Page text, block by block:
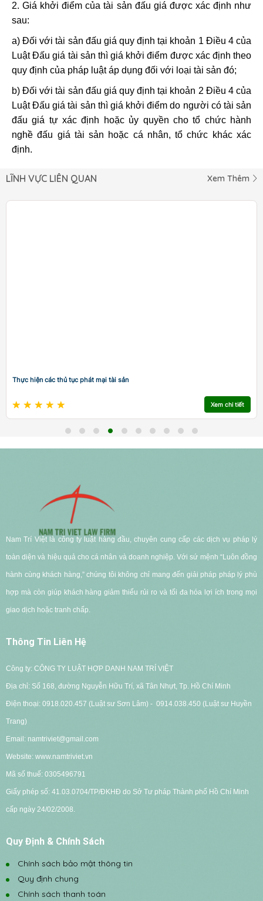
2. Giá khởi điểm của tài sản đấu giá được xác định như
sau:
a) Đối với tài sản đấu giá quy định tại khoản 1 Điều 4 của
Luật Đấu giá tài sản thì giá khởi điểm được xác định theo
quy định của pháp luật áp dụng đối với loại tài sản đó;
b) Đối với tài sản đấu giá quy định tại khoản 2 Điều 4 của
Luật Đấu giá tài sản thì giá khởi điểm do người có tài sản
đấu giá tự xác định hoặc ủy quyền cho tổ chức hành
nghề đấu giá tài sản hoặc cá nhân, tổ chức khác xác
định.
LĨNH VỰC LIÊN QUAN Xem Thêm
Thực hiện các thủ tục phát mại tài sản
Xem chi tiết
Nam Trí Việt là công ty luật hàng đầu, chuyên cung cấp các dịch vụ pháp lý
toàn diện và hiệu quả cho cá nhân và doanh nghiệp. Với sứ mệnh “Luôn đồng
hành cùng khách hàng,” chúng tôi không chỉ mang đến giải pháp pháp lý phù
hợp mà còn giúp khách hàng giảm thiểu rủi ro và tối đa hóa lợi ích trong mọi
giao dịch hoặc tranh chấp.
Thông Tin Liên Hệ
Công ty: CÔNG TY LUẬT HỢP DANH NAM TRÍ VIỆT
Địa chỉ: Số 168, đường Nguyễn Hữu Trí, xã Tân Nhựt, Tp. Hồ Chí Minh
Điện thoại: 0918.020.457 (Luật sư Sơn Lâm) - 0914.038.450 (Luật sư Huyền
Trang)
Email: namtriviet@gmail.com
Website: www.namtriviet.vn
Mã số thuế: 0305496791
Giấy phép số: 41.03.0704/TP/ĐKHĐ do Sở Tư pháp Thành phố Hồ Chí Minh
cấp ngày 24/02/2008.
Quy Định & Chính Sách
Chính sách bảo mật thông tin
Quy định chung
Chính sách thanh toán